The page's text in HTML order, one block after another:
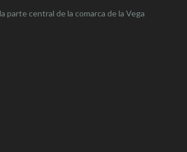
parte central de la comarca de la Vega